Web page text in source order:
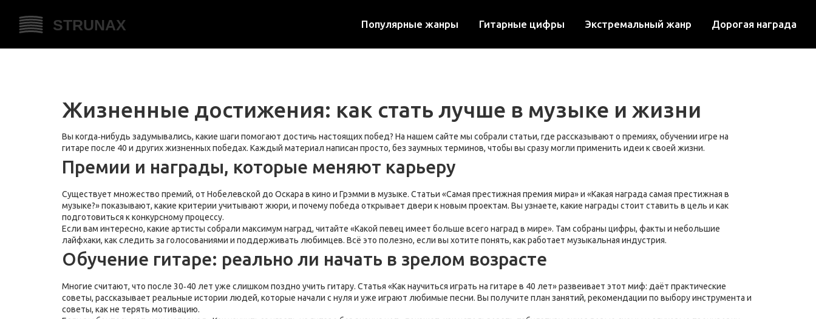
Популярные жанры Гитарные цифры Экстремальный жанр Дорогая награда
Жизненные достижения: как стать лучше в музыке и жизни
Вы когда‑нибудь задумывались, какие шаги помогают достичь настоящих побед? На нашем сайте мы собрали статьи, где рассказывают о премиях, обучении игре на
гитаре после 40 и других жизненных победах. Каждый материал написан просто, без заумных терминов, чтобы вы сразу могли применить идеи к своей жизни.
Премии и награды, которые меняют карьеру
Существует множество премий, от Нобелевской до Оскара в кино и Грэмми в музыке. Статьи «Самая престижная премия мира» и «Какая награда самая престижная в
музыке?» показывают, какие критерии учитывают жюри, и почему победа открывает двери к новым проектам. Вы узнаете, какие награды стоит ставить в цель и как
подготовиться к конкурсному процессу.
Если вам интересно, какие артисты собрали максимум наград, читайте «Какой певец имеет больше всего наград в мире». Там собраны цифры, факты и небольшие
лайфхаки, как следить за голосованиями и поддерживать любимцев. Всё это полезно, если вы хотите понять, как работает музыкальная индустрия.
Обучение гитаре: реально ли начать в зрелом возрасте
Многие считают, что после 30‑40 лет уже слишком поздно учить гитару. Статья «Как научиться играть на гитаре в 40 лет» развеивает этот миф: даёт практические
советы, рассказывает реальные истории людей, которые начали с нуля и уже играют любимые песни. Вы получите план занятий, рекомендации по выбору инструмента и
советы, как не терять мотивацию.